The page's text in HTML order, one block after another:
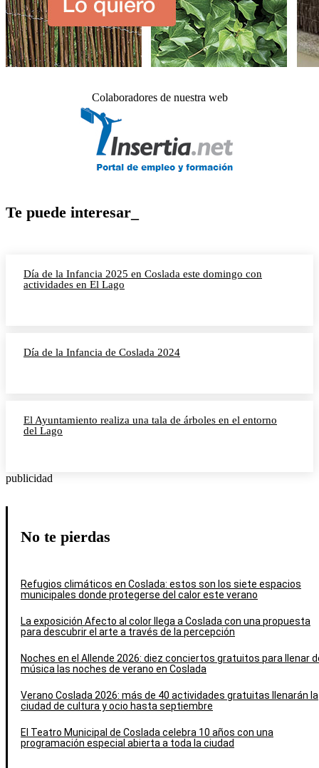
Colaboradores de nuestra web
Te puede interesar_
Día de la Infancia 2025 en Coslada este domingo con
actividades en El Lago
Día de la Infancia de Coslada 2024
El Ayuntamiento realiza una tala de árboles en el entorno
del Lago
publicidad
No te pierdas
Refugios climáticos en Coslada: estos son los siete espacios
municipales donde protegerse del calor este verano
La exposición Afecto al color llega a Coslada con una propuesta
para descubrir el arte a través de la percepción
Noches en el Allende 2026: diez conciertos gratuitos para llenar
música las noches de verano en Coslada
Verano Coslada 2026: más de 40 actividades gratuitas llenarán la
ciudad de cultura y ocio hasta septiembre
El Teatro Municipal de Coslada celebra 10 años con una
programación especial abierta a toda la ciudad